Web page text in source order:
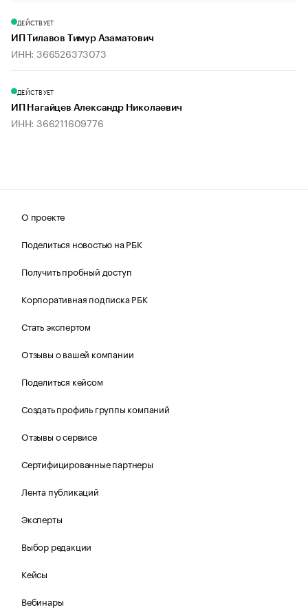
ДЕЙСТВУЕТ
ИП Тилавов Тимур Азаматович
ИНН: 366526373073
ДЕЙСТВУЕТ
ИП Нагайцев Александр Николаевич
ИНН: 366211609776
О проекте
Поделиться новостью на РБК
Получить пробный доступ
Корпоративная подписка РБК
Стать экспертом
Отзывы о вашей компании
Поделиться кейсом
Создать профиль группы компаний
Отзывы о сервисе
Сертифицированные партнеры
Лента публикаций
Эксперты
Выбор редакции
Кейсы
Вебинары